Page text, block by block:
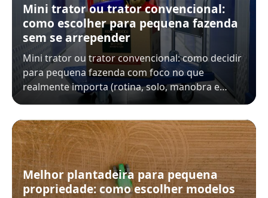
Mini trator ou trator convencional:
como escolher para pequena fazenda
sem se arrepender
Mini trator ou trator convencional: como decidir
para pequena fazenda com foco no que
realmente importa (rotina, solo, manobra e…
Melhor plantadeira para pequena
propriedade: como escolher modelos